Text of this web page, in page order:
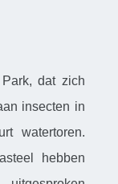
dat zich
insecten in
watertoren.
hebben